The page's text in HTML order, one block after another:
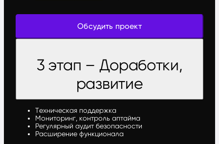
Обсудить проект
3 этап – Доработки,
развитие
Техническая поддержка
Мониторинг, контроль аптайма
Регулярный аудит безопасности
Расширение функционала